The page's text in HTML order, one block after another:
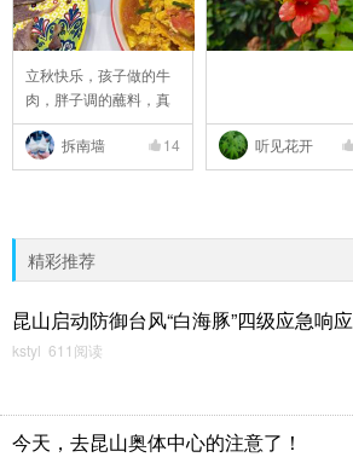
立秋快乐，孩子做的牛
肉，胖子调的蘸料，真
..
拆南墙
14 听见花开
精彩推荐
昆山启动防御台风“白海豚”四级应急响应
kstyl 611阅读
今天，去昆山奥体中心的注意了！